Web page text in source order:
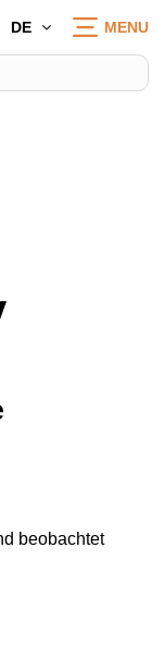
DE MENU
beobachtet